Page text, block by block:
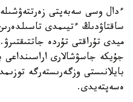
ءدال وسى سەبەپتى
ساقتاۋدىڭ ءتيىمدى
ميدى تۇراقتى تۇردە
جۇيكە جاسۋشالارى اراسىنداعى
بايلانىستى وزگەرىستەرگە
ەسەپتەيدى.